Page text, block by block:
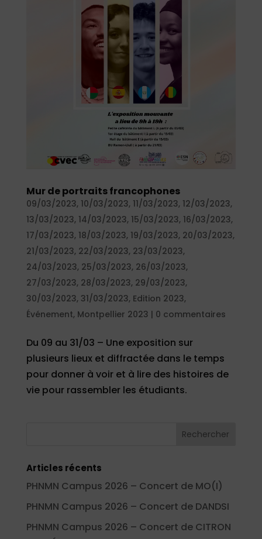
Mur de portraits francophones
09/03/2023, 10/03/2023, 11/03/2023, 12/03/2023,
13/03/2023, 14/03/2023, 15/03/2023, 16/03/2023,
17/03/2023, 18/03/2023, 19/03/2023, 20/03/2023,
21/03/2023, 22/03/2023, 23/03/2023,
24/03/2023, 25/03/2023, 26/03/2023,
27/03/2023, 28/03/2023, 29/03/2023,
30/03/2023, 31/03/2023, Edition 2023,
Événement, Montpellier 2023 | 0 commentaires
Du 09 au 31/03 – Une exposition sur
plusieurs lieux et diffractée dans le temps
pour donner à voir et à lire des histoires de
vie pour rassembler les étudiants.
Articles récents
PHNMN Campus 2026 – Concert de MO(I)
PHNMN Campus 2026 – Concert de DANDSI
PHNMN Campus 2026 – Concert de CITRON